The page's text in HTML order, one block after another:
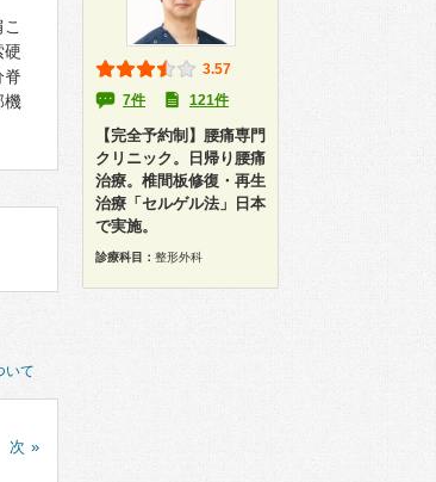
硬
脊
機
いて
次 »
3.57
7件
121件
【完全予約制】腰痛専門
クリニック。日帰り腰痛
治療。椎間板修復・再生
治療「セルゲル法」日本
で実施。
診療科目： 整形外科